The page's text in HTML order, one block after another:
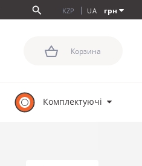
KZP UA грн
Корзина
Комплектуючi